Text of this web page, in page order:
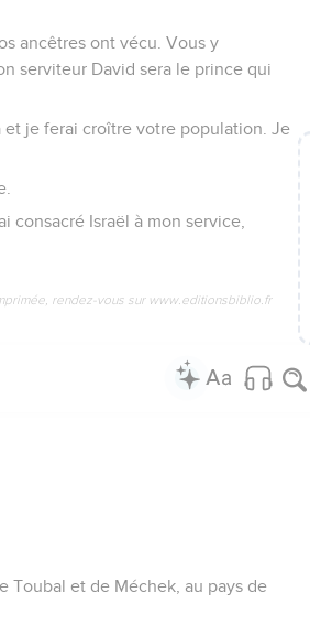
ancêtres ont vécu. Vous y
serviteur David sera le prince qui
et je ferai croître votre population. Je
consacré Israël à mon service,
rendez-vous sur www.editionsbiblio.fr
Toubal et de Méchek, au pays de